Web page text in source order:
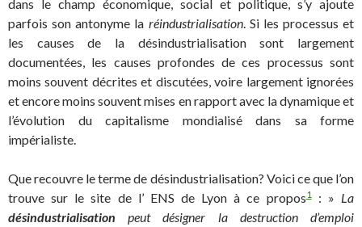
dans le champ économique, social et politique, s’y ajoute
parfois son antonyme la réindustrialisation. Si les processus et
les causes de la désindustrialisation sont largement
documentées, les causes profondes de ces processus sont
moins souvent décrites et discutées, voire largement ignorées
et encore moins souvent mises en rapport avec la dynamique et
l’évolution du capitalisme mondialisé dans sa forme
impérialiste.
Que recouvre le terme de désindustrialisation? Voici ce que l’on
trouve sur le site de l’ ENS de Lyon à ce propos1: » La
désindustrialisation peut désigner la destruction d’emploi